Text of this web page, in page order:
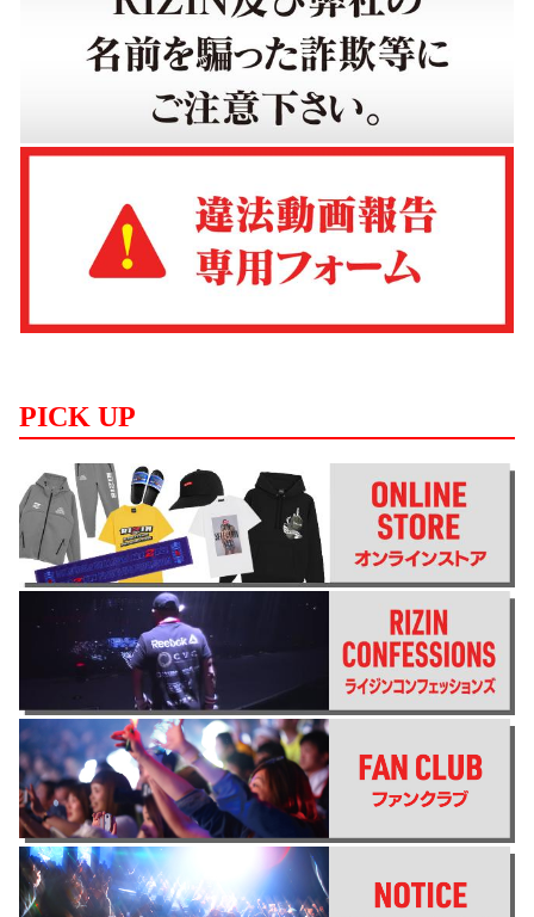
PICK UP